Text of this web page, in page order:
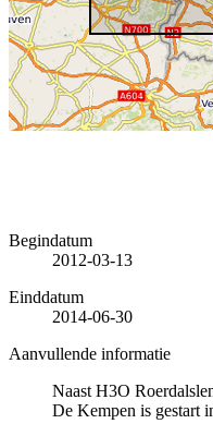
Begindatum
2012-03-13
Einddatum
2014-06-30
Aanvullende informatie
Naast H3O
De Kempen is gestart